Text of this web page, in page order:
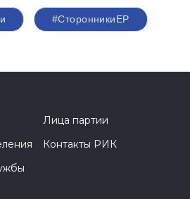
#СторонникиЕР
Лица партии
Контакты РИК